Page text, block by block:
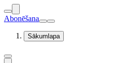
Abonēšana
Sākumlapa